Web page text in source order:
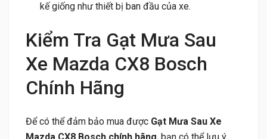
kế giống như thiết bị ban đầu của xe.
Kiểm Tra Gạt Mưa Sau
Xe Mazda CX8 Bosch
Chính Hãng
Để có thể đảm bảo mua được Gạt Mưa Sau Xe